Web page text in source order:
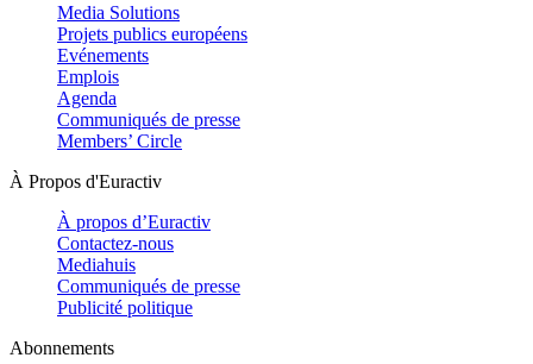
Media Solutions
Projets publics européens
Evénements
Emplois
Agenda
Communiqués de presse
Members’ Circle
À Propos d'Euractiv
À propos d’Euractiv
Contactez-nous
Mediahuis
Communiqués de presse
Publicité politique
Abonnements